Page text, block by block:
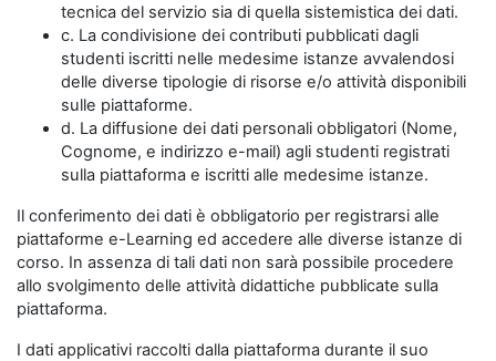
tecnica del servizio sia di quella sistemistica dei dati.
c. La condivisione dei contributi pubblicati dagli
studenti iscritti nelle medesime istanze avvalendosi
delle diverse tipologie di risorse e/o attività disponibili
sulle piattaforme.
d. La diffusione dei dati personali obbligatori (Nome,
Cognome, e indirizzo e-mail) agli studenti registrati
sulla piattaforma e iscritti alle medesime istanze.
Il conferimento dei dati è obbligatorio per registrarsi alle
piattaforme e-Learning ed accedere alle diverse istanze di
corso. In assenza di tali dati non sarà possibile procedere
allo svolgimento delle attività didattiche pubblicate sulla
piattaforma.
I dati applicativi raccolti dalla piattaforma durante il suo